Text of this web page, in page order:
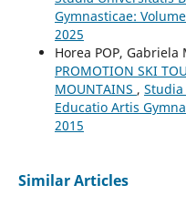
Gymnasticae:
2025
Horea POP, Gabriela
PROMOTION SKI
MOUNTAINS ,
Educatio Artis
2015
Similar Articles